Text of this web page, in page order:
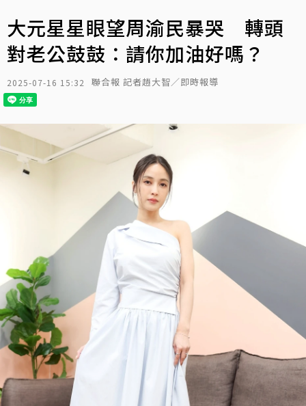
大元星星眼望周渝民暴哭 轉頭
對老公鼓鼓：請你加油好嗎？
2025-07-16 15:32 聯合報 記者趙大智／即時報導